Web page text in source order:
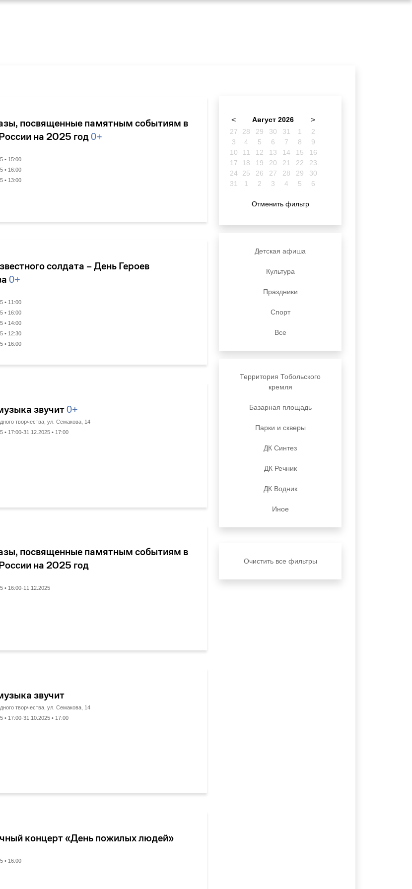
посвященные памятным событиям в
на 2025 год0+
• 15:00
• 16:00
• 13:00
солдата – День Героев
0+
• 11:00
• 16:00
• 14:00
• 12:30
• 16:00
звучит0+
творчества, ул. Семакова, 14
• 17:00-31.12.2025 • 17:00
посвященные памятным событиям в
на 2025 год
• 16:00-11.12.2025
звучит
творчества, ул. Семакова, 14
• 17:00-31.10.2025 • 17:00
концерт «День пожилых людей»
• 16:00
< Август 2026 >
27 28 29 30 31 1
2
3
4 5 6 7 8
9
10
11 12 13 14 15
16
17
18 19 20 21 22
23
24
25 26 27 28 29
30
31
1 2 3 4 5 6
Отменить фильтр
Детская афиша
Культура
Праздники
Спорт
Все
Территория Тобольского
кремля
Базарная площадь
Парки и скверы
ДК Синтез
ДК Речник
ДК Водник
Иное
Очистить все фильтры